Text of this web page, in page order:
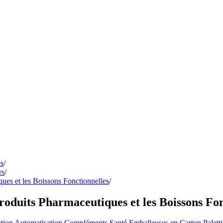
/
/
et les Boissons Fonctionnelles/
Pharmaceutiques et les Boissons